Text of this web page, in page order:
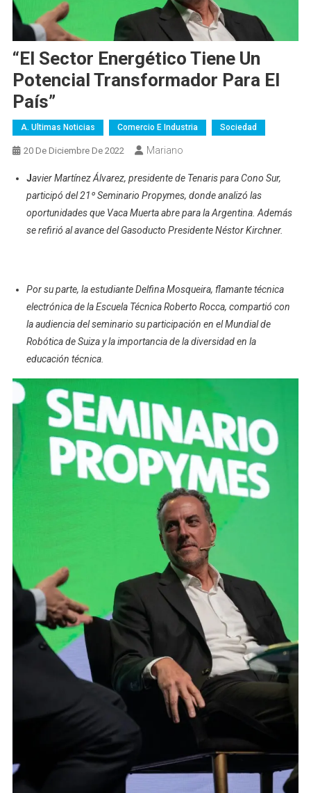
“El Sector Energético Tiene Un
Potencial Transformador Para El
País”
A. Ultimas Noticias Comercio E Industria Sociedad
20 De Diciembre De 2022 Mariano
Javier Martínez Álvarez, presidente de Tenaris para Cono Sur,
participó del 21º Seminario Propymes, donde analizó las
oportunidades que Vaca Muerta abre para la Argentina. Además
se refirió al avance del Gasoducto Presidente Néstor Kirchner.
Por su parte, la estudiante Delfina Mosqueira, flamante técnica
electrónica de la Escuela Técnica Roberto Rocca, compartió con
la audiencia del seminario su participación en el Mundial de
Robótica de Suiza y la importancia de la diversidad en la
educación técnica.